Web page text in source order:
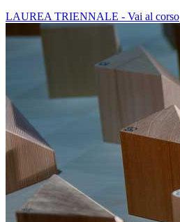
LAUREA TRIENNALE - Vai al corso